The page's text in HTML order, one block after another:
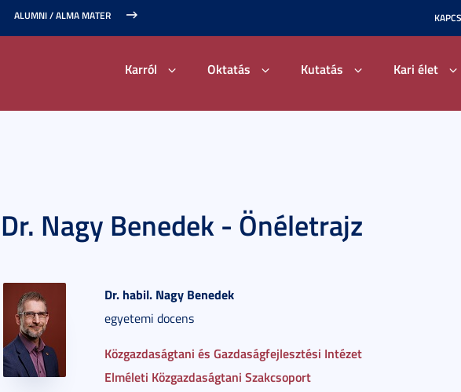
ALUMNI / ALMA MATER
Karról Oktatás Kutatás Kari élet
Dr. Nagy Benedek - Önéletrajz
Dr. habil. Nagy Benedek
egyetemi docens
Közgazdaságtani és Gazdaságfejlesztési Intézet
Elméleti Közgazdaságtani Szakcsoport